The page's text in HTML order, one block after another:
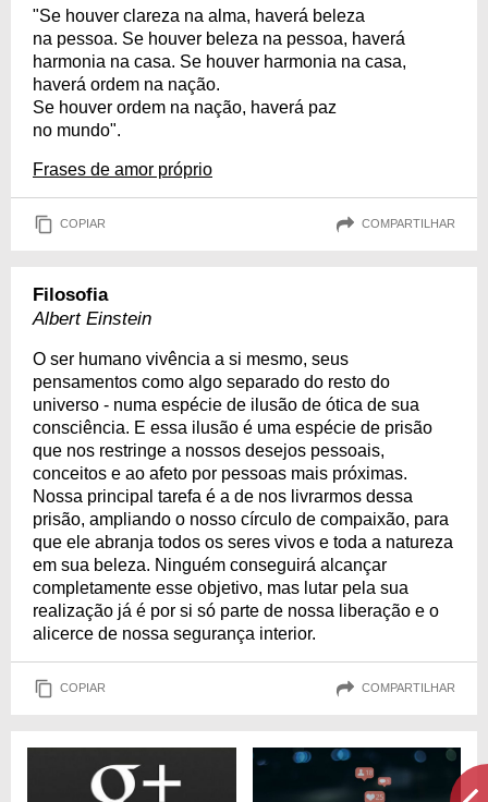
"Se houver clareza na alma, haverá beleza
na pessoa. Se houver beleza na pessoa, haverá
harmonia na casa. Se houver harmonia na casa,
haverá ordem na nação.
Se houver ordem na nação, haverá paz
no mundo".
Frases de amor próprio
COPIAR COMPARTILHAR
Filosofia
Albert Einstein
O ser humano vivência a si mesmo, seus
pensamentos como algo separado do resto do
universo - numa espécie de ilusão de ótica de sua
consciência. E essa ilusão é uma espécie de prisão
que nos restringe a nossos desejos pessoais,
conceitos e ao afeto por pessoas mais próximas.
Nossa principal tarefa é a de nos livrarmos dessa
prisão, ampliando o nosso círculo de compaixão, para
que ele abranja todos os seres vivos e toda a natureza
em sua beleza. Ninguém conseguirá alcançar
completamente esse objetivo, mas lutar pela sua
realização já é por si só parte de nossa liberação e o
alicerce de nossa segurança interior.
COPIAR COMPARTILHAR